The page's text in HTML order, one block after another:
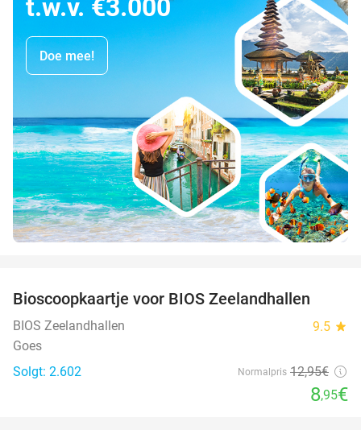
t.w.v. €3.000
Doe mee!
Bioscoopkaartje voor BIOS Zeelandhallen
BIOS Zeelandhallen 9.5 star
Goes
Solgt: 2.602
Normalpris 12,95€
8,95€